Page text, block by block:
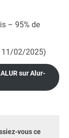
– 95% de
11/02/2025)
sur Alur-
vous ce